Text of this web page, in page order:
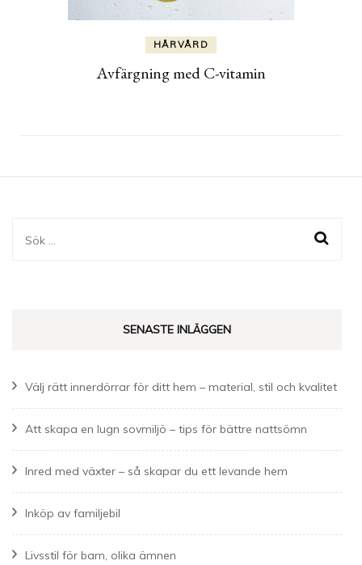
HÅRVÅRD
Avfärgning med C-vitamin
Sök
SENASTE INLÄGGEN
Välj rätt innerdörrar för ditt hem – material, stil och kvalitet
Att skapa en lugn sovmiljö – tips för bättre nattsömn
Inred med växter – så skapar du ett levande hem
Inköp av familjebil
Livsstil för barn, olika ämnen